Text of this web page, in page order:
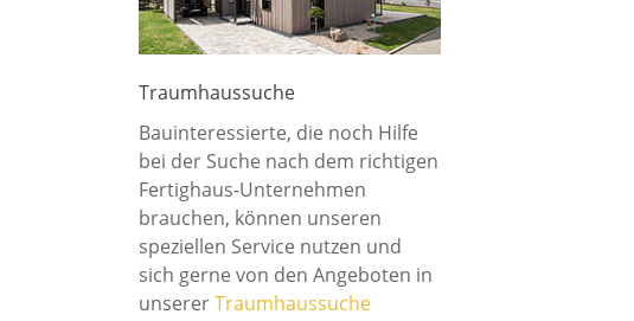
Traumhaussuche
Bauinteressierte, die noch Hilfe
bei der Suche nach dem richtigen
Fertighaus-Unternehmen
brauchen, können unseren
speziellen Service nutzen und
sich gerne von den Angeboten in
unsererTraumhaussuche